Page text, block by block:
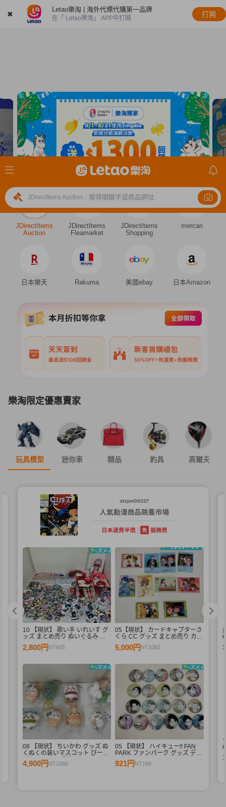
✖
Letao樂淘 | 海外代標代購第一品牌
在「 Letao樂淘」 APP中打開
打開
JDirectItems Auction 搜尋關鍵字或商品網址
JDirectItems
Auction
JDirectItems
Fleamarket
JDirectItems
Shopping
mercari
日本樂天 Rakuma 美國ebay 日本Amazon
樂淘限定優惠賣家
玩具模型 迷你車 精品 釣具 高爾夫
10 【現状】 歌い手 いれいす グ
ッズ まとめ売り ぬいぐるみ バ
ッジ・キーホルダー 紙類 他
2,800円 NT605
05【現状】 カードキャプターさ
くら CC グッズ まとめ売り カー
ドダス マスターズ 初版 木之本
桜 少狼 他
5,000円 NT1082
08 【現状】 ちいかわ グッズ ぬ
くぬくの装いマスコット ぴーぽ
ぽぬいぐるみ 季節だもんマスコ
ット うさぎ ハチワレ 他
4,900円 NT1060
05 【現状】 ハイキュー!! FAN
PARK ファンパーク グッズ デコ
レクション缶バッジ まとめ売り
牛島若利 宮侑 木兎光太郎 星海
921円 NT199